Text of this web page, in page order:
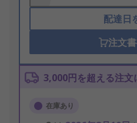
配達日
注文
3,000円を超える注
在庫あり